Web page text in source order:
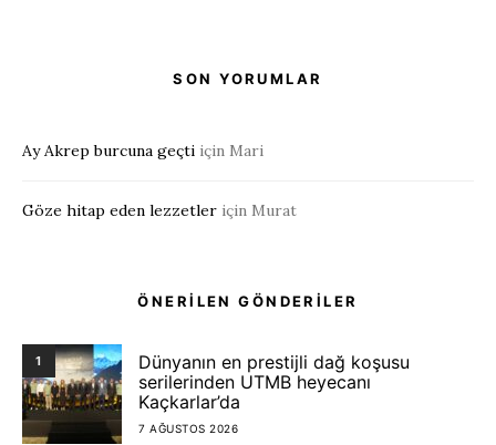
SON YORUMLAR
Ay Akrep burcuna geçti için Mari
Göze hitap eden lezzetler için Murat
ÖNERİLEN GÖNDERİLER
1
Dünyanın en prestijli dağ koşusu
serilerinden UTMB heyecanı
Kaçkarlar’da
7 AĞUSTOS 2026